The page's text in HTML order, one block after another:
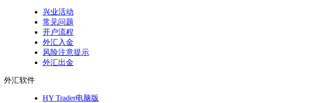
兴业活动
常见问题
开户流程
外汇入金
风险注意提示
外汇出金
外汇软件
HY Trader电脑版